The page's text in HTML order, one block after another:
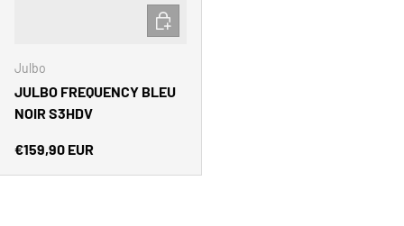
Julbo
JULBO FREQUENCY BLEU
NOIR S3HDV
Precio normal
€159,90 EUR
AÑADIR AL CARRITO